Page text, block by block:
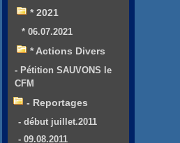
* 2021
* 06.07.2021
* Actions Divers
- Pétition SAUVONS le
CFM
- Reportages
- début juillet.2011
- 09.08.2011